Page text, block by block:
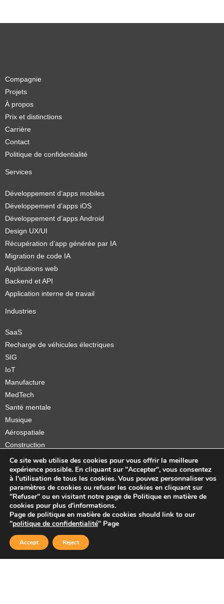
Compagnie
Projets
À propos
Prix et distinctions
Carrière
Contact
Politique de confidentialité
Services
Développement d’apps mobiles
Développement d’apps iOS
Développement d’apps Android
Design UX/UI
Récupération d’app générée par IA
Migration de code IA
Applications web
Backend et API
Application interne de travail
Industries
SaaS
Recharge de véhicules électriques
SIG
IoT
Manufacture
MedTech
Santé mentale
Musique
Aérospatiale
Construction
Orthèses et prothèses
Startups
Copyright © 2026 Sidekick Interactive Inc.
Ce site web utilise des cookies pour vous offrir la meilleure
expérience possible. En cliquant sur "Accepter", vous consentez
à l'utilisation de tous les cookies. Vous pouvez personnaliser vos
paramètres de cookies ou refuser les cookies en cliquant sur
"Refuser" ou en visitant notre page de Politique en matière de
cookies pour plus d'informations.
Page de politique en matière de cookies should link to our
"politique de confidentialité" Page
Accept Reject